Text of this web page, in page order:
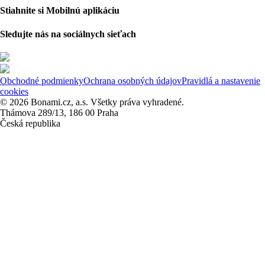
Stiahnite si Mobilnú aplikáciu
Sledujte nás na sociálnych sieťach
Obchodné podmienkyOchrana osobných údajovPravidlá a nastavenie
cookies
© 2026 Bonami.cz, a.s. Všetky práva vyhradené.
Thámova 289/13, 186 00 Praha
Česká republika